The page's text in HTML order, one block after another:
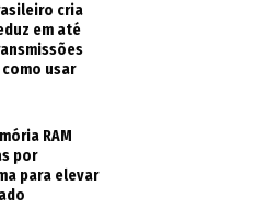
cria
em até
como usar
RAM
por
para elevar